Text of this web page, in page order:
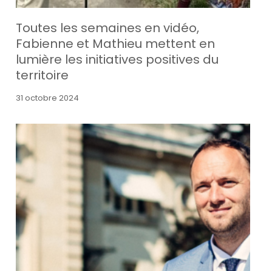
Toutes les semaines en vidéo,
Fabienne et Mathieu mettent en
lumière les initiatives positives du
territoire
31 octobre 2024